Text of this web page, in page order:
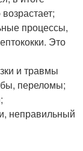
процессы,
Это
и травмы
переломы;
неправильный